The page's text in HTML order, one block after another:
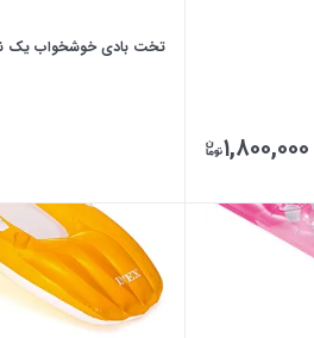
۱,۸۰۰,۰۰۰
تخت بادی خوشخواب یک